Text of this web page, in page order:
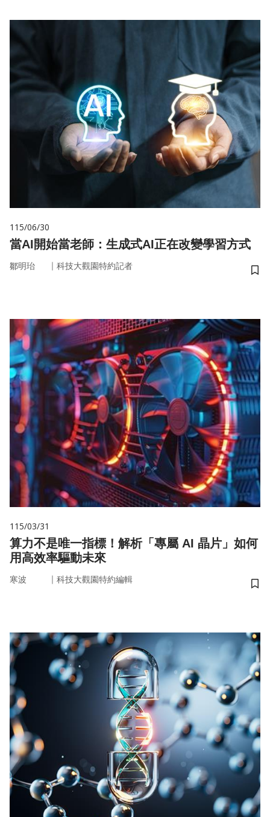
115/06/30
當AI開始當老師：生成式AI正在改變學習方式
鄒明珆 ｜ 科技大觀園特約記者
儲
115/03/31
算力不是唯一指標！解析「專屬 AI 晶片」如何
用高效率驅動未來
寒波 ｜ 科技大觀園特約編輯
儲